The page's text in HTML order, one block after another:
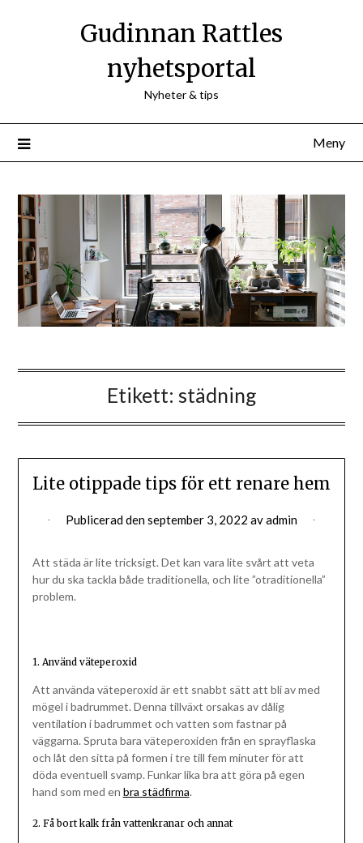
Gudinnan Rattles
nyhetsportal
Nyheter & tips
Meny
Etikett: städning
Lite otippade tips för ett renare hem
Publicerad denseptember 3, 2022 avadmin
Att städa är lite tricksigt. Det kan vara lite svårt att veta
hur du ska tackla både traditionella, och lite ”otraditionella”
problem.
1. Använd väteperoxid
Att använda väteperoxid är ett snabbt sätt att bli av med
mögel i badrummet. Denna tillväxt orsakas av dålig
ventilation i badrummet och vatten som fastnar på
väggarna. Spruta bara väteperoxiden från en sprayflaska
och låt den sitta på formen i tre till fem minuter för att
döda eventuell svamp. Funkar lika bra att göra på egen
hand som med en bra städfirma.
2. Få bort kalk från vattenkranar och annat